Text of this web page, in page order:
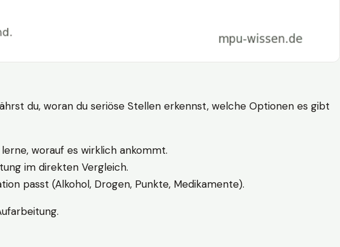
du, woran du seriöse Stellen erkennst, welche Optionen es gibt
worauf es wirklich ankommt.
im direkten Vergleich.
passt (Alkohol, Drogen, Punkte, Medikamente).